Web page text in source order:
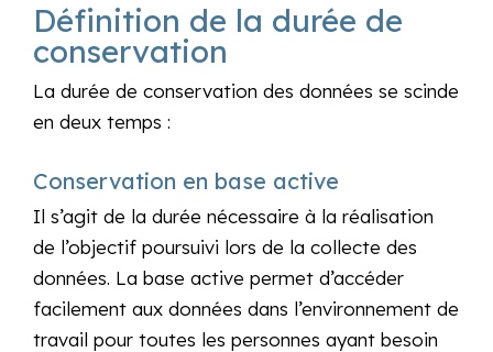
Définition de la durée de
conservation
La durée de conservation des données se scinde
en deux temps :
Conservation en base active
Il s’agit de la durée nécessaire à la réalisation
de l’objectif poursuivi lors de la collecte des
données. La base active permet d’accéder
facilement aux données dans l’environnement de
travail pour toutes les personnes ayant besoin